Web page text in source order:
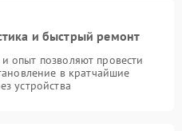
и быстрый ремонт
опыт позволяют провести
в кратчайшие
устройства